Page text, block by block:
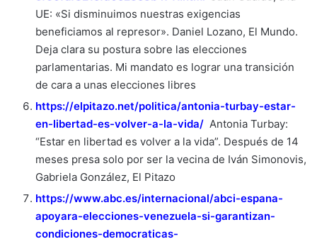
UE: «Si disminuimos nuestras exigencias
beneficiamos al represor». Daniel Lozano, El Mundo.
Deja clara su postura sobre las elecciones
parlamentarias. Mi mandato es lograr una transición
de cara a unas elecciones libres
https://elpitazo.net/politica/antonia-turbay-estar-
en-libertad-es-volver-a-la-vida/ Antonia Turbay:
“Estar en libertad es volver a la vida”. Después de 14
meses presa solo por ser la vecina de Iván Simonovis,
Gabriela González, El Pitazo
https://www.abc.es/internacional/abci-espana-
apoyara-elecciones-venezuela-si-garantizan-
condiciones-democraticas-